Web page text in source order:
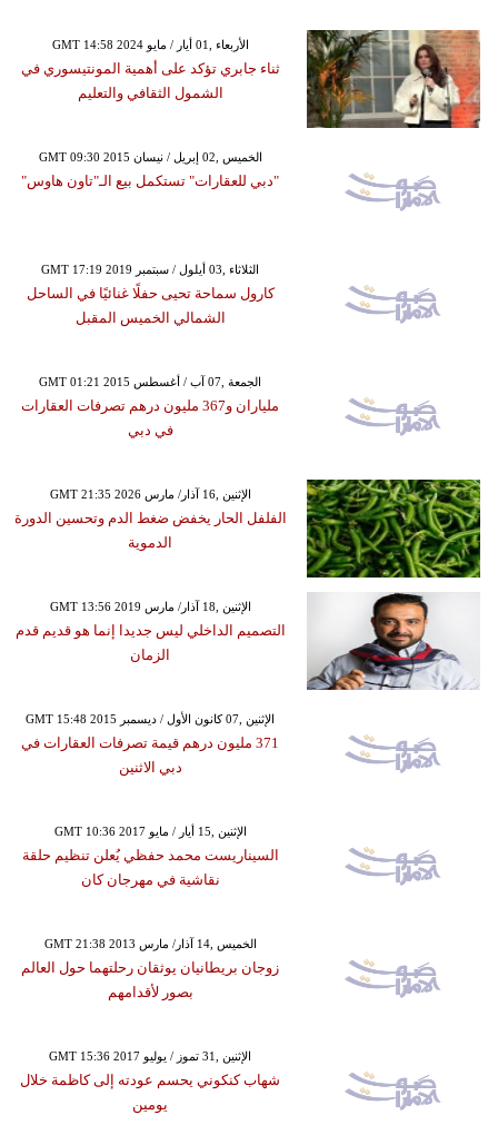
GMT 14:58 2024 الأربعاء ,01 أيار / مايو
ثناء جابري تؤكد على أهمية المونتيسوري في
الشمول الثقافي والتعليم
GMT 09:30 2015 الخميس ,02 إبريل / نيسان
"دبي للعقارات" تستكمل بيع الـ"تاون هاوس"
GMT 17:19 2019 الثلاثاء ,03 أيلول / سبتمبر
كارول سماحة تحيى حفلًا غنائيًا في الساحل
الشمالي الخميس المقبل
GMT 01:21 2015 الجمعة ,07 آب / أغسطس
ملياران و367 مليون درهم تصرفات العقارات
في دبي
GMT 21:35 2026 الإثنين ,16 آذار/ مارس
الفلفل الحار يخفض ضغط الدم وتحسين الدورة
الدموية
GMT 13:56 2019 الإثنين ,18 آذار/ مارس
التصميم الداخلي ليس جديدا إنما هو قديم قدم
الزمان
GMT 15:48 2015 الإثنين ,07 كانون الأول / ديسمبر
371 مليون درهم قيمة تصرفات العقارات في
دبي الاثنين
GMT 10:36 2017 الإثنين ,15 أيار / مايو
السيناريست محمد حفظي يُعلن تنظيم حلقة
نقاشية في مهرجان كان
GMT 21:38 2013 الخميس ,14 آذار/ مارس
زوجان بريطانيان يوثقان رحلتهما حول العالم
بصور لأقدامهم
GMT 15:36 2017 الإثنين ,31 تموز / يوليو
شهاب كنكوني يحسم عودته إلى كاظمة خلال
يومين